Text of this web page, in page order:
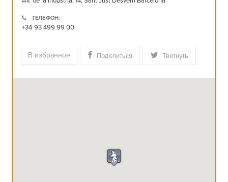
ТЕЛЕФОН:
+34 93 499 99 00
В избранное Поделиться Твитнуть